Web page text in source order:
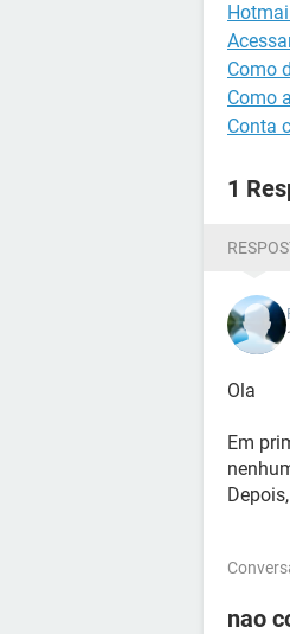
Como
Como
Conta
1
Ola
Em
nao